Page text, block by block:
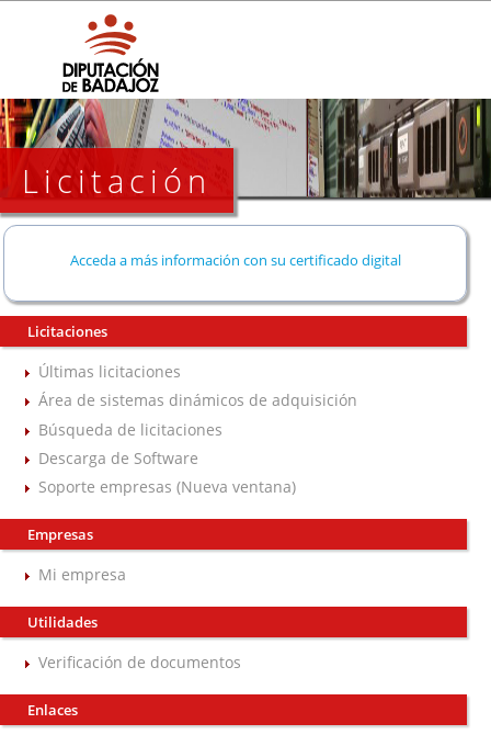
Licitación
Acceda a más información con su certificado digital
Licitaciones
Últimas licitaciones
Área de sistemas dinámicos de adquisición
Búsqueda de licitaciones
Descarga de Software
Soporte empresas (Nueva ventana)
Empresas
Mi empresa
Utilidades
Verificación de documentos
Enlaces